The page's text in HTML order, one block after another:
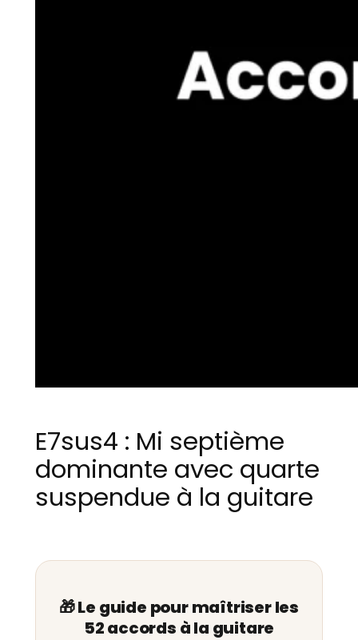
E7sus4 : Mi septième
dominante avec quarte
suspendue à la guitare
🎁 Le guide pour maîtriser les
52 accords à la guitare